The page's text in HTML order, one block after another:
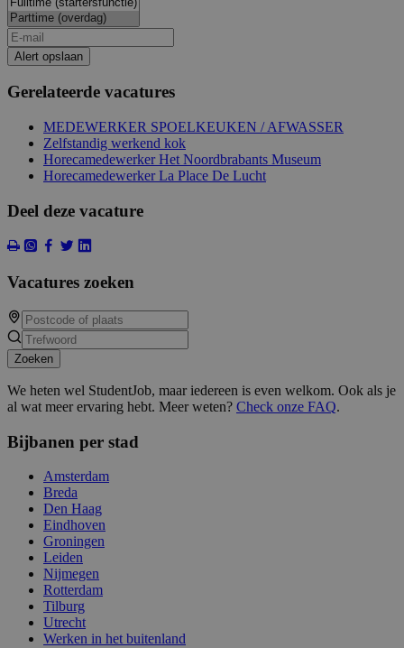
Alert opslaan
Gerelateerde vacatures
MEDEWERKER SPOELKEUKEN / AFWASSER
Zelfstandig werkend kok
Horecamedewerker Het Noordbrabants Museum
Horecamedewerker La Place De Lucht
Deel deze vacature
Vacatures zoeken
Zoeken
We heten wel StudentJob, maar iedereen is even welkom. Ook als je
al wat meer ervaring hebt. Meer weten? Check onze FAQ.
Bijbanen per stad
Amsterdam
Breda
Den Haag
Eindhoven
Groningen
Leiden
Nijmegen
Rotterdam
Tilburg
Utrecht
Werken in het buitenland